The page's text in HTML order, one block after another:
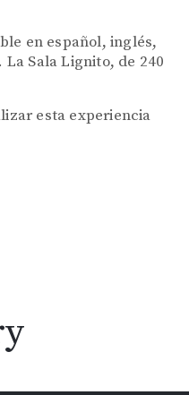
en español, inglés,
La Sala Lignito, de 240
esta experiencia